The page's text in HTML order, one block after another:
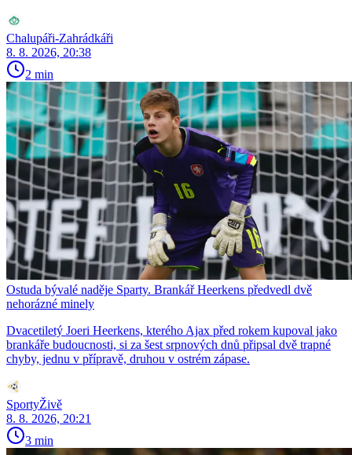
Chalupáři-Zahrádkáři
8. 8. 2026, 20:38
2 min
Ostuda bývalé naděje Sparty. Brankář Heerkens předvedl dvě
nehorázné minely
Dvacetiletý Joeri Heerkens, kterého Ajax před rokem kupoval jako
brankáře budoucnosti, si za šest srpnových dnů připsal dvě trapné
chyby, jednu v přípravě, druhou v ostrém zápase.
SportyŽivě
8. 8. 2026, 20:21
3 min